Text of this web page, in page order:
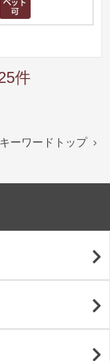
キーワードトップ 